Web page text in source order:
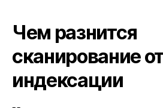
Чем разнится
сканирование
индексации